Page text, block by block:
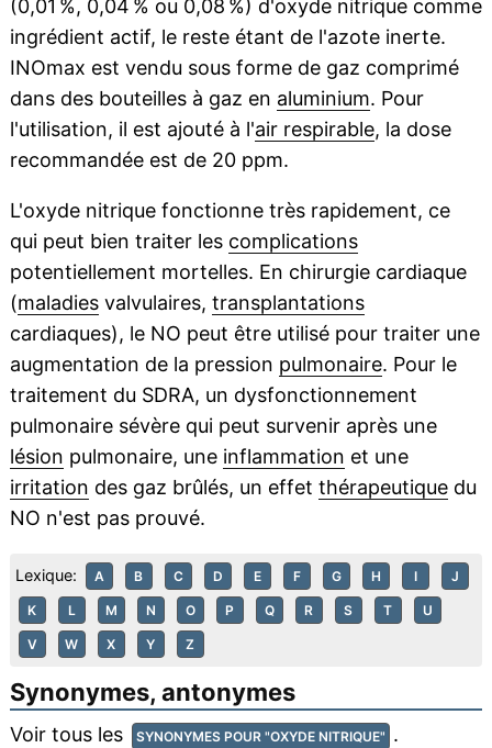
(0,01 %, 0,04 % ou 0,08 %) d'oxyde nitrique comme
ingrédient actif, le reste étant de l'azote inerte.
INOmax est vendu sous forme de gaz comprimé
dans des bouteilles à gaz en aluminium. Pour
l'utilisation, il est ajouté à l'air respirable, la dose
recommandée est de 20 ppm.
L'oxyde nitrique fonctionne très rapidement, ce
qui peut bien traiter les complications
potentiellement mortelles. En chirurgie cardiaque
(maladiesvalvulaires, transplantations
cardiaques), le NO peut être utilisé pour traiter une
augmentation de la pression pulmonaire. Pour le
traitement du SDRA, un dysfonctionnement
pulmonaire sévère qui peut survenir après une
lésion pulmonaire, une inflammation et une
irritation des gaz brûlés, un effet thérapeutiquedu
NO n'est pas prouvé.
Lexique: A B C D E F G H I J
K L M N O P Q R S T U
V W X Y Z
Synonymes, antonymes
Voir tous les SYNONYMES POUR "OXYDE NITRIQUE" .